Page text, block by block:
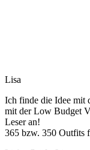
Lisa
Ich finde die Idee mit
mit der Low Budget
Leser an!
365 bzw. 350 Outfits